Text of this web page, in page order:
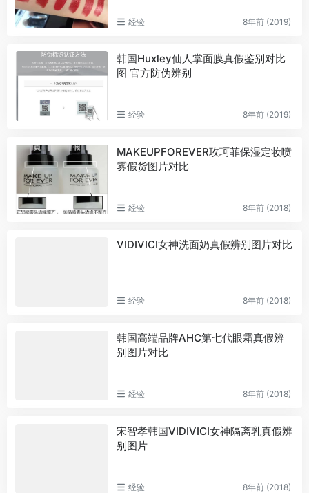
经验 8年前 (2019)
韩国Huxley仙人掌面膜真假鉴别对比
图 官方防伪辨别
经验 8年前 (2019)
MAKEUPFOREVER玫珂菲保湿定妆喷
雾假货图片对比
经验 8年前 (2018)
VIDIVICI女神洗面奶真假辨别图片对比
经验 8年前 (2018)
韩国高端品牌AHC第七代眼霜真假辨
别图片对比
经验 8年前 (2018)
宋智孝韩国VIDIVICI女神隔离乳真假辨
别图片
经验 8年前 (2018)